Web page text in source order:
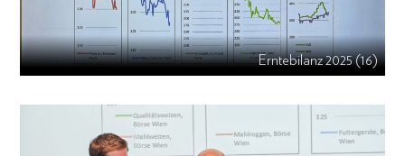
Erntebilanz 2025 (16)